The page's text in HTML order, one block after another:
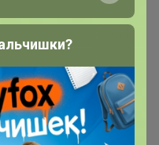
ИКЕА-
магазина,
нет, но мы